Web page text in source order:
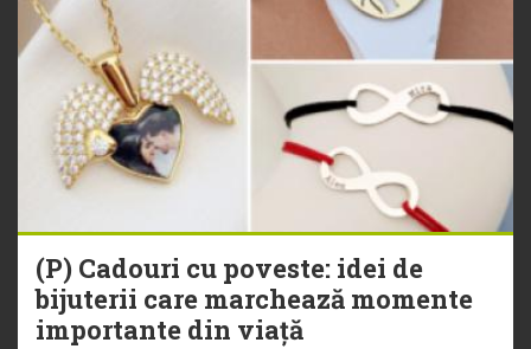
(P) Cadouri cu poveste: idei de
bijuterii care marchează momente
importante din viață